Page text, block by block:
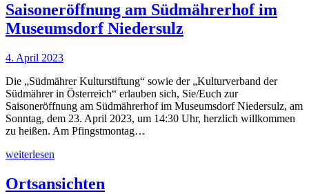
Saisoneröffnung am Südmährerhof im
Museumsdorf Niedersulz
4. April 2023
Die „Südmährer Kulturstiftung“ sowie der „Kulturverband der
Südmährer in Österreich“ erlauben sich, Sie/Euch zur
Saisoneröffnung am Südmährerhof im Museumsdorf Niedersulz, am
Sonntag, dem 23. April 2023, um 14:30 Uhr, herzlich willkommen
zu heißen. Am Pfingstmontag…
weiterlesen
Ortsansichten